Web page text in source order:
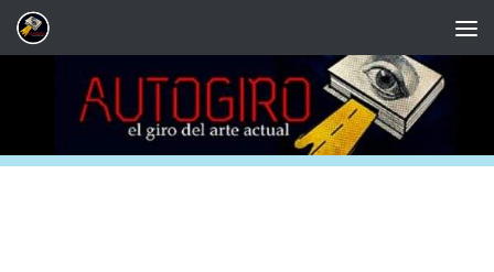
Saltar al contenido